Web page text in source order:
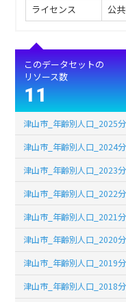
ライセンス 公
このデータセットの
リソース数
11
津山市_年齢別人口_2025
津山市_年齢別人口_2024
津山市_年齢別人口_2023
津山市_年齢別人口_2022
津山市_年齢別人口_2021
津山市_年齢別人口_2020
津山市_年齢別人口_2019
津山市_年齢別人口_2018